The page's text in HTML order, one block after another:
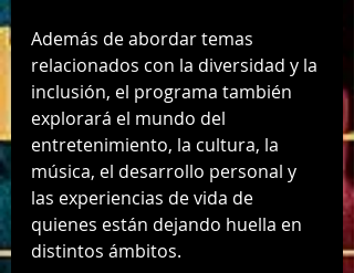
Además de abordar temas
relacionados con la diversidad y la
inclusión, el programa también
explorará el mundo del
entretenimiento, la cultura, la
música, el desarrollo personal y
las experiencias de vida de
quienes están dejando huella en
distintos ámbitos.